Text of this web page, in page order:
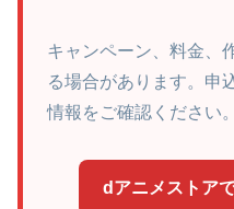
キャンペーン、料金、
る場合があります。申
情報をご確認ください。
dアニメストア